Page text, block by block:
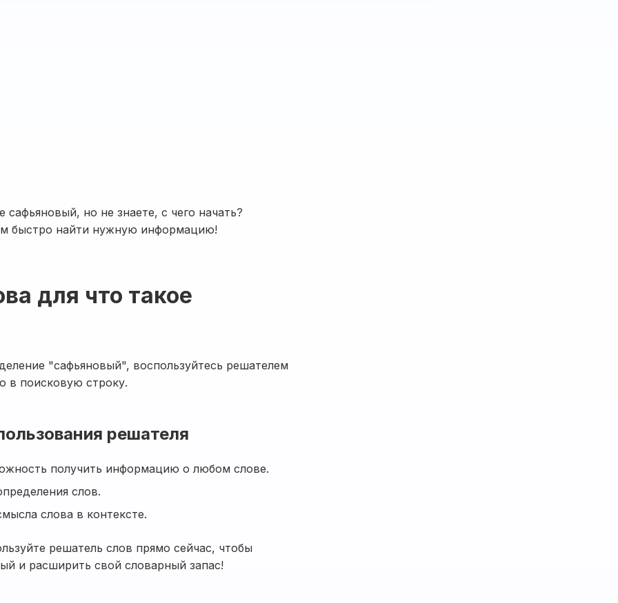
сафьяновый, но не знаете, с чего начать?
быстро найти нужную информацию!
для что такое
"сафьяновый", воспользуйтесь решателем
в поисковую строку.
решателя
получить информацию о любом слове.
слов.
слова в контексте.
решатель слов прямо сейчас, чтобы
и расширить свой словарный запас!